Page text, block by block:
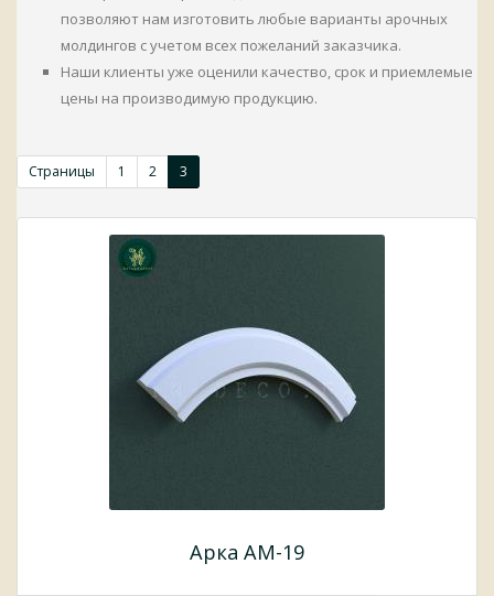
позволяют нам изготовить любые варианты арочных
молдингов с учетом всех пожеланий заказчика.
Наши клиенты уже оценили качество, срок и приемлемые
цены на производимую продукцию.
Страницы 1 2 3
Арка АМ-19